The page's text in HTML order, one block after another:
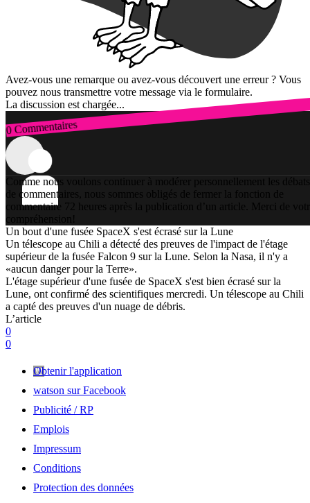
Avez-vous une remarque ou avez-vous découvert une erreur ? Vous
pouvez nous transmettre votre message via le formulaire.
La discussion est chargée...
0 Commentaires
Connexion
Comme nous voulons continuer à modérer personnellement les débats
de commentaires, nous sommes obligés de fermer la fonction de
commentaire 72 heures après la publication d’un article. Merci de
compréhension!
Un bout d'une fusée SpaceX s'est écrasé sur la Lune
Un télescope au Chili a détecté des preuves de l'impact de l'étage
supérieur de la fusée Falcon 9 sur la Lune. Selon la Nasa, il n'y a
«aucun danger pour la Terre».
L'étage supérieur d'une fusée de SpaceX s'est bien écrasé sur la
Lune, ont confirmé des scientifiques mercredi. Un télescope au Chili
a capté des preuves d'un nuage de débris.
L’article
0
0
Obtenir l'application
watson sur Facebook
Publicité / RP
Emplois
Impressum
Conditions
Protection des données